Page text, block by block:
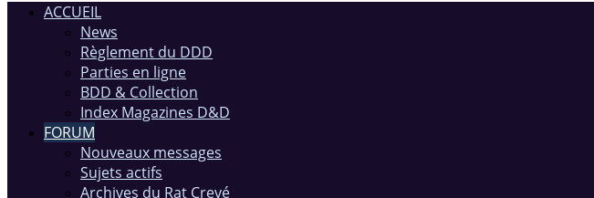
ACCUEIL
News
Règlement du DDD
Parties en ligne
BDD & Collection
Index Magazines D&D
FORUM
Nouveaux messages
Sujets actifs
Archives du Rat Crevé